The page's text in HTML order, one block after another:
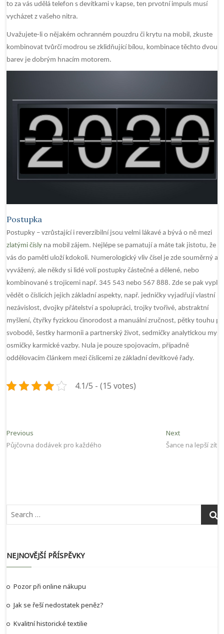
to za vás udělá telefon s devítkami v kapse, ten prvotní impuls musí
vycházet z vašeho nitra.
Uvažujete-li o nějakém ochranném pouzdru či krytu na mobil, zkuste
kombinovat tvůrčí modrou se zklidňující bílou, kombinace těchto dvou
barev je dobrým hnacím motorem.
Postupka
Postupky – vzrůstající i reverzibilní jsou velmi lákavé a bývá o ně mezi
zlatými čísly na mobil zájem. Nejlépe se pamatují a máte tak jistotu, že si
vás do paměti uloží kdokoli. Numerologický vliv čísel je zde souměrný a
vyvážený, ale někdy si lidé volí postupky částečné a dělené, nebo
kombinované s trojicemi např. 345 543 nebo 567 888. Zde se pak
vědět o číslicích jejich základní aspekty, např. jedničky vyjadřují vlastní
nezávislost, dvojky přátelství a spolupráci, trojky tvořivé, abstraktní
myšlení, čtyřky fyzickou činorodost a manuální zručnost, pětky touhu po
svobodě, šestky harmonii a partnerský život, sedmičky analytickou mysl
osmičky karmické vazby. Nula je pouze spojovacím, případně
oddělovacím článkem mezi číslicemi ze základní devítkové řady.
4.1/5 - (15 votes)
Navigace
pro
Previous
post:
Půjčovna dodávek pro každého
NextNext
post:
Šance na lepší
NEJNOVĚJŠÍ PŘÍSPĚVKY
Pozor při online nákupu
Jak se řeší nedostatek peněz?
Kvalitní historické textilie